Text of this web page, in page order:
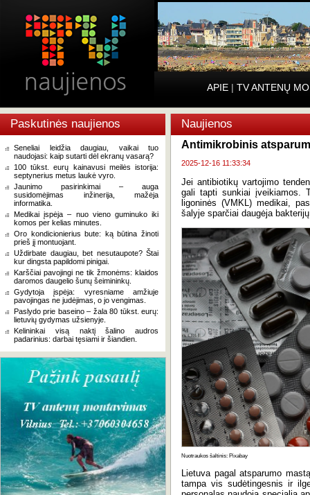
APIE | TV ANTENŲ
Paskutinės naujienos
Seneliai leidžia daugiau, vaikai tuo
naudojasi: kaip sutarti dėl ekranų vasarą?
100 tūkst. eurų kainavusi meilės istorija:
septynerius metus laukė vyro.
Jaunimo pasirinkimai – auga
susidomėjimas inžinerija, mažėja
informatika.
Medikai įspėja – nuo vieno guminuko iki
komos per kelias minutes.
Oro kondicionierius bute: ką būtina žinoti
prieš jį montuojant.
Uždirbate daugiau, bet nesutaupote? Štai
kur dingsta papildomi pinigai.
Karščiai pavojingi ne tik žmonėms: klaidos
daromos daugelio šunų šeimininkų.
Gydytoja įspėja: vyresniame amžiuje
pavojingas ne judėjimas, o jo vengimas.
Paslydo prie baseino – žala 80 tūkst. eurų:
lietuvių gydymas užsienyje.
Kelininkai visą naktį šalino audros
padarinius: darbai tęsiami ir šiandien.
Naujienos
Antimikrobinis
2025-12-16 11:33:34
Jei antibiotikų vartojimo
gali tapti sunkiai įveikiamos.
ligoninės (VMKL) medikai,
šalyje sparčiai daugėja
Nuotraukos šaltinis: Pixabay
Lietuva pagal atsparumo
tampa vis sudėtingesnis ir